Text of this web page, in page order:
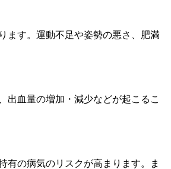
ます。運動不足や姿勢の悪さ、肥満
出血量の増加・減少などが起こるこ
有の病気のリスクが高まります。ま